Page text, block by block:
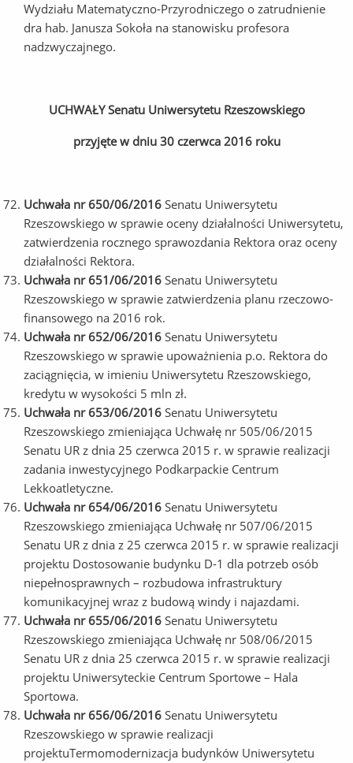
Wydziału Matematyczno-Przyrodniczego o zatrudnienie
dra hab. Janusza Sokoła na stanowisku profesora
nadzwyczajnego.
UCHWAŁY Senatu Uniwersytetu Rzeszowskiego
przyjęte w dniu 30 czerwca 2016 roku
Uchwała nr 650/06/2016 Senatu Uniwersytetu
Rzeszowskiego w sprawie oceny działalności Uniwersytetu,
zatwierdzenia rocznego sprawozdania Rektora oraz oceny
działalności Rektora.
Uchwała nr 651/06/2016 Senatu Uniwersytetu
Rzeszowskiego w sprawie zatwierdzenia planu rzeczowo-
finansowego na 2016 rok.
Uchwała nr 652/06/2016 Senatu Uniwersytetu
Rzeszowskiego w sprawie upoważnienia p.o. Rektora do
zaciągnięcia, w imieniu Uniwersytetu Rzeszowskiego,
kredytu w wysokości 5 mln zł.
Uchwała nr 653/06/2016 Senatu Uniwersytetu
Rzeszowskiego zmieniająca Uchwałę nr 505/06/2015
Senatu UR z dnia 25 czerwca 2015 r. w sprawie realizacji
zadania inwestycyjnego Podkarpackie Centrum
Lekkoatletyczne.
Uchwała nr 654/06/2016 Senatu Uniwersytetu
Rzeszowskiego zmieniająca Uchwałę nr 507/06/2015
Senatu UR z dnia z 25 czerwca 2015 r. w sprawie realizacji
projektu Dostosowanie budynku D-1 dla potrzeb osób
niepełnosprawnych – rozbudowa infrastruktury
komunikacyjnej wraz z budową windy i najazdami.
Uchwała nr 655/06/2016 Senatu Uniwersytetu
Rzeszowskiego zmieniająca Uchwałę nr 508/06/2015
Senatu UR z dnia 25 czerwca 2015 r. w sprawie realizacji
projektu Uniwersyteckie Centrum Sportowe – Hala
Sportowa.
Uchwała nr 656/06/2016 Senatu Uniwersytetu
Rzeszowskiego w sprawie realizacji
projektuTermomodernizacja budynków Uniwersytetu